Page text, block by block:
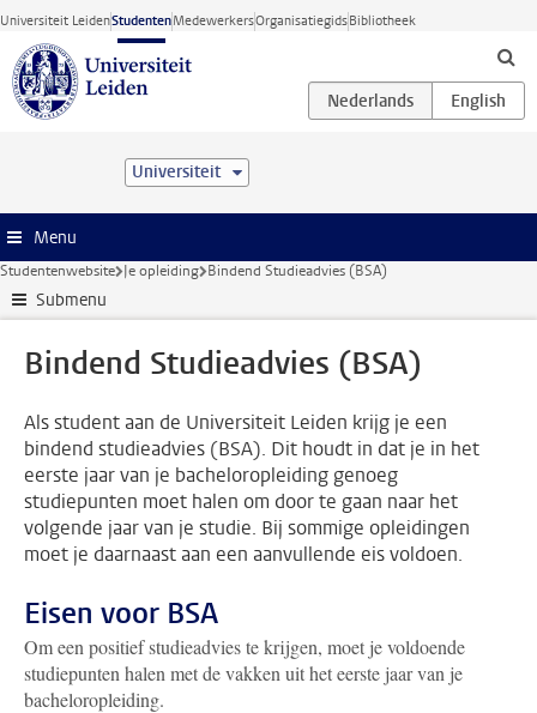
Ga direct naar de inhoud
Universiteit LeidenStudentenMedewerkersOrganisatiegidsBibliotheek
Universiteit
Menu
Studentenwebsite Je opleiding Bindend Studieadvies (BSA)
Submenu
Bindend Studieadvies (BSA)
Als student aan de Universiteit Leiden krijg je een
bindend studieadvies (BSA). Dit houdt in dat je in het
eerste jaar van je bacheloropleiding genoeg
studiepunten moet halen om door te gaan naar het
volgende jaar van je studie. Bij sommige opleidingen
moet je daarnaast aan een aanvullende eis voldoen.
Eisen voor BSA
Om een positief studieadvies te krijgen, moet je voldoende
studiepunten halen met de vakken uit het eerste jaar van je
bacheloropleiding.